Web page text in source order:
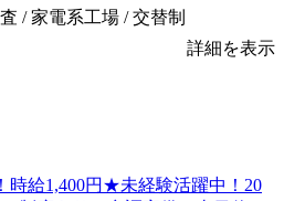
/ 家電系工場 / 交替制
詳細を表示